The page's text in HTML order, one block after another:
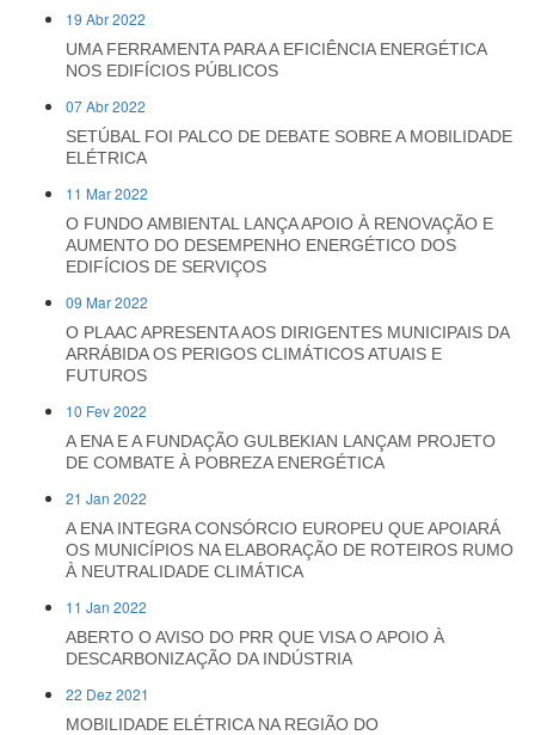
19 Abr 2022
UMA FERRAMENTA PARA A EFICIÊNCIA ENERGÉTICA
NOS EDIFÍCIOS PÚBLICOS
07 Abr 2022
SETÚBAL FOI PALCO DE DEBATE SOBRE A MOBILIDADE
ELÉTRICA
11 Mar 2022
O FUNDO AMBIENTAL LANÇA APOIO À RENOVAÇÃO E
AUMENTO DO DESEMPENHO ENERGÉTICO DOS
EDIFÍCIOS DE SERVIÇOS
09 Mar 2022
O PLAAC APRESENTA AOS DIRIGENTES MUNICIPAIS DA
ARRÁBIDA OS PERIGOS CLIMÁTICOS ATUAIS E
FUTUROS
10 Fev 2022
A ENA E A FUNDAÇÃO GULBEKIAN LANÇAM PROJETO
DE COMBATE À POBREZA ENERGÉTICA
21 Jan 2022
A ENA INTEGRA CONSÓRCIO EUROPEU QUE APOIARÁ
OS MUNICÍPIOS NA ELABORAÇÃO DE ROTEIROS RUMO
À NEUTRALIDADE CLIMÁTICA
11 Jan 2022
ABERTO O AVISO DO PRR QUE VISA O APOIO À
DESCARBONIZAÇÃO DA INDÚSTRIA
22 Dez 2021
MOBILIDADE ELÉTRICA NA REGIÃO DO